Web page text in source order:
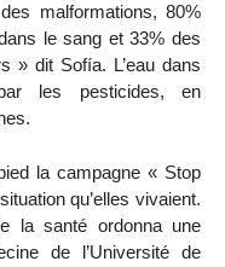
malformations, 80%
le sang et 33% des
» dit Sofía. L’eau dans
les pesticides, en
la campagne « Stop
qu’elles vivaient.
la santé ordonna une
de l’Université de